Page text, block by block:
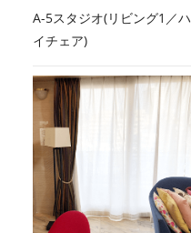
A-5スタジオ(リビング1／ハ
イチェア)